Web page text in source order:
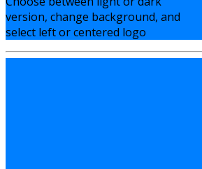
version, change background, and
select left or centered logo